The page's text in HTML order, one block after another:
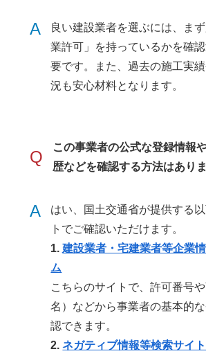
A
良い建設業者を選ぶには、ま
業許可」を持っているかを確
要です。また、過去の施工実
況も安心材料となります。
Q
この事業者の公式な登録情報
歴などを確認する方法はあり
A
はい、国土交通省が提供する
トでご確認いただけます。
1.建設業者・宅建業者等企業
ム
こちらのサイトで、許可番号
名）などから事業者の基本的
認できます。
2.ネガティブ情報等検索サイト